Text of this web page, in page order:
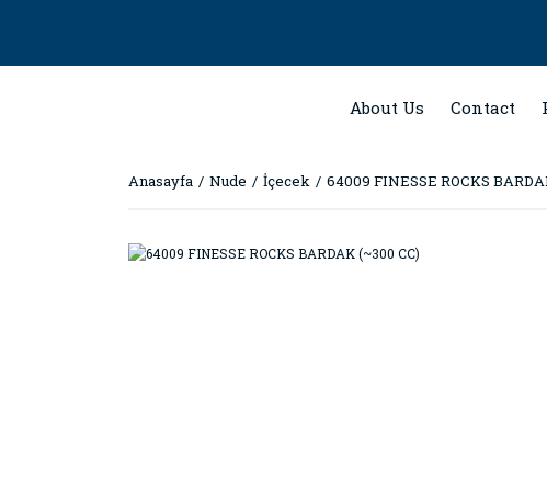
About Us Contact
Anasayfa Nude İçecek 64009 FINESSE ROCKS